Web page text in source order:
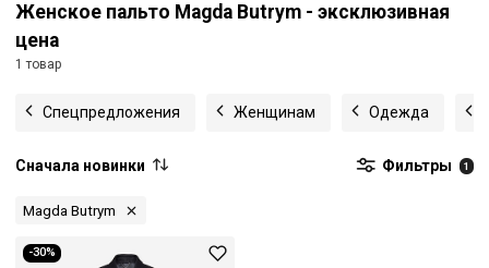
Женское пальто Magda Butrym - эксклюзивная
цена
1 товар
Спецпредложения Женщинам Одежда
Сначала новинки Фильтры 1
Magda Butrym
-30%